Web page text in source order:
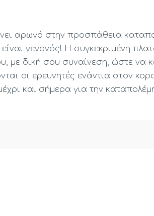
αρωγό στην προσπάθεια
γεγονός! Η συγκεκριμένη
με δική σου συναίνεση, ώστε να
οι ερευνητές ενάντια στον
και σήμερα για την